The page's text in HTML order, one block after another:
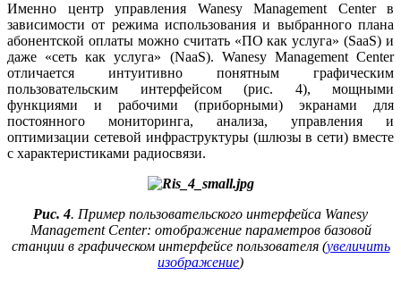
Именно центр управления Wanesy Management Center в
зависимости от режима использования и выбранного плана
абонентской оплаты можно считать «ПО как услуга» (SaaS) и
да­же «сеть как услуга» (NaaS). Wanesy Ma­na­ge­ment Center
отличается интуитивно понятным графическим
пользовательским интерфейсом (рис. 4), мощными
функциями и рабочими (приборными) экранами для
постоянного мониторинга, анализа, управления и
оптимизации сетевой инфраструктуры (шлюзы в се­ти) вместе
с характеристиками радиосвязи.
Рис. 4. Пример пользовательского интерфейса Wanesy
Management Center: отображение параметров базовой
станции в графическом интерфейсе пользователя (увеличить
изображение)